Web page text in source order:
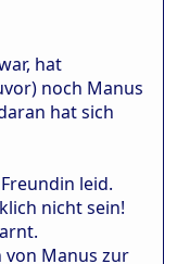
hat
noch Manus
hat sich
leid.
nicht sein!
Manus zur